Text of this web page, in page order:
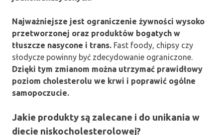
Najważniejsze jest ograniczenie żywności wysoko
przetworzonej oraz produktów bogatych w
tłuszcze nasycone i trans. Fast foody, chipsy czy
słodycze powinny być zdecydowanie ograniczone.
Dzięki tym zmianom można utrzymać prawidłowy
poziom cholesterolu we krwi i poprawić ogólne
samopoczucie.
Jakie produkty są zalecane i do unikania w
diecie niskocholesterolowej?